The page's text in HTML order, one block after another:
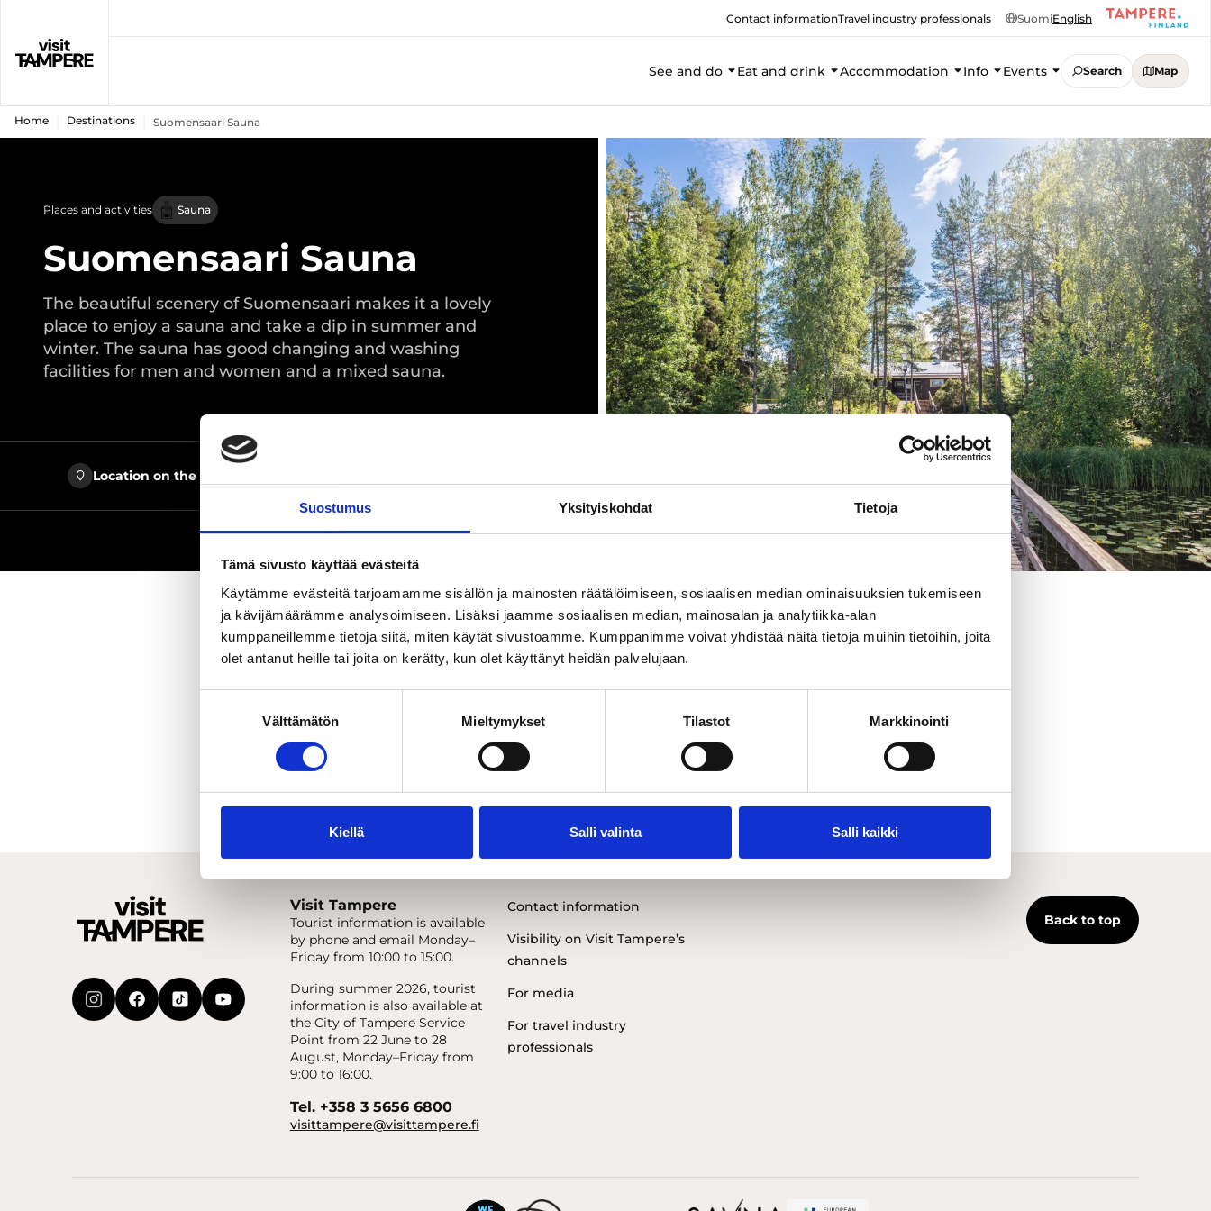
Suostumus Yksityiskohdat Tietoja
Tämä sivusto käyttää evästeitä
Käytämme evästeitä tarjoamamme sisällön ja mainosten räätälöimiseen, sosiaalisen median ominaisuuksien tukemiseen
ja kävijämäärämme analysoimiseen. Lisäksi jaamme sosiaalisen median, mainosalan ja analytiikka-alan
kumppaneillemme tietoja siitä, miten käytät sivustoamme. Kumppanimme voivat yhdistää näitä tietoja muihin tietoihin, joita
olet antanut heille tai joita on kerätty, kun olet käyttänyt heidän palvelujaan.
Välttämätön Mieltymykset Tilastot Markkinointi
Kiellä Salli valinta Salli kaikki
Contact informationTravel industry professionals SuomiEnglish
See and do Eat and drink Accommodation Info Events Search Map
Home Destinations Suomensaari Sauna
Places and activities Sauna
Suomensaari Sauna
The beautiful scenery of Suomensaari makes it a lovely
place to enjoy a sauna and take a dip in summer and
winter. The sauna has good changing and washing
facilities for men and women and a mixed sauna.
Location on the map
The beautiful scenery of Suomensaari makes it a lovely place to enjoy a sauna
and take a dip in summer and winter. The sauna has good changing and
only with lake water, so please bear that in mind and bring your own drinking
water.
Visit Tampere
Tourist information is available
by phone and email Monday–
Friday from 10:00 to 15:00.
During summer 2026, tourist
information is also available at
the City of Tampere Service
Point from 22 June to 28
August, Monday–Friday from
9:00 to 16:00.
Tel. +358 3 5656 6800
visittampere@visittampere.fi
Contact information
Visibility on Visit Tampere’s
channels
For media
For travel industry
professionals
Back to top